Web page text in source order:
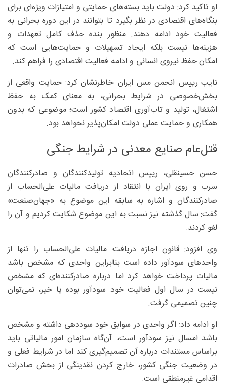
او تاکید کرد: دولت باید بسته‌های حمایتی و امتیازات ویژه‌ای برای
بنگاه‌های اقتصادی در نظر بگیرد تا بتوانند در این دوره بحرانی به
فعالیت خود ادامه دهند. منظور بنده حذف کامل تعهدات و
هزینه‌ها نیست بلکه ایجاد تسهیلات و حمایت‌هایی است که
امکان حفظ نیروی انسانی و ادامه فعالیت اقتصادی را فراهم کند.
نایب رییس انجمن مس ایران خاطرنشان کرد: حمایت واقعی از
بخش‌خصوصی در شرایط بحرانی، به معنای کمک به حفظ
اشتغال، تولید و تاب‌آوری اقتصاد کشور است؛ موضوعی که بدون
همکاری و حمایت عملی دولت امکان‌پذیر نخواهد بود.
قتل‌عام صنایع معدنی در شرایط جنگی
حسن حسینقلی، رییس اتحادیه تولیدکنندگان و صادرکنندگان
سرب و روی ایران با انتقاد از دریافت مالیات علی‌الحساب از
صادرکنندگان و اشاره به سابقه این موضوع به «جهان‌صنعت»
گفت: سال گذشته نیز نسبت به این موضوع شکایت کردیم و آن را
لغو کردند.
وی افزود: قانون اجازه دریافت مالیات علی‌الحساب را تنها از
واحدهای سودآور داده است بنابراین واحدی که مشخص باشد
مالیات پرداخت خواهد کرد اما درباره صادرکننده‌ای که مشخص
نیست در سال اول فعالیت خود سودآور بوده یا خیر، نمی‌توان
چنین تصمیمی گرفت.
او ادامه داد: اگر واحدی در سوابق خود سوددهی داشته و مشخص
باشد امسال نیز سودآور است، آن‌گاه سازمان امور مالیاتی باید
براساس مستندات درباره آن تصمیم‌گیری کند اما در شرایط فعلی و
در وضعیت جنگی کشور، خارج کردن نقدینگی از بخش صادرات
اقدامی غیرمنطقی است.